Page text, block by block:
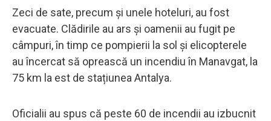
Zeci de sate, precum și unele hoteluri, au fost
evacuate. Clădirile au ars și oamenii au fugit pe
câmpuri, în timp ce pompierii la sol și elicopterele
au încercat să oprească un incendiu în Manavgat, la
75 km la est de stațiunea Antalya.
Oficialii au spus că peste 60 de incendii au izbucnit